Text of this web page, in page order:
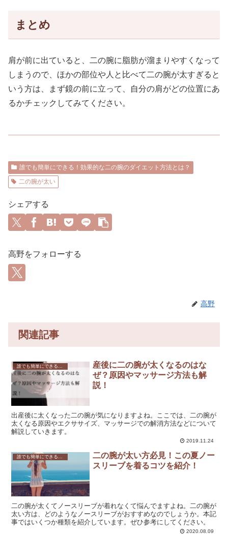
まとめ
肩が前に出ていると、二の腕に脂肪が溜まりやすくなって
しまうので、ほかの部位や人と比べて二の腕が太すぎると
いう方は、まず鏡の前に立って、自分の肩がどの位置にあ
るかチェックしてみてください。
誰でも簡単にできる！効果的な二の腕のダイエット方法とは？
二の腕が太い
シェアする
高野をフォローする
高野
関連記事
誰でも簡単にできる！効果的な二の腕のダイエット方法とは？
産後に二の腕が太くなるのはな
ぜ？原因やマッサージ方法も解
説！
出産後に太くなった二の腕が気になりますよね。ここでは、二の腕が
太くなる原因やエクササイズ、マッサージでの解消方法などについて
解説していきます。
2019.11.24
誰でも簡単にできる！効果的な二の腕のダイエット方法とは？
二の腕が太い方必見！この夏ノー
スリーブを着るコツを紹介！
二の腕が太くてノースリーブが着れなくて悩んでますよね。二の腕が
太い方は、どのようなノースリーブがおすすめなのでしょうか。本記
事ではいくつか種類を紹介しています。ぜひ参考にしてください。
2020.08.09